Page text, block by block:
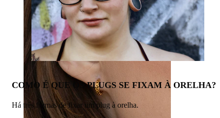
COMO É QUE OS PLUGS SE FIXAM À ORELHA?
Há três formas de fixar um plug à orelha.